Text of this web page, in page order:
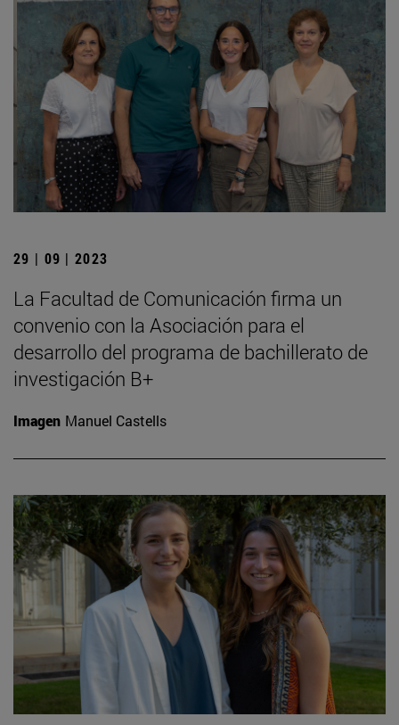
29 | 09 | 2023
La Facultad de Comunicación firma un
convenio con la Asociación para el
desarrollo del programa de bachillerato de
investigación B+
Imagen Manuel Castells